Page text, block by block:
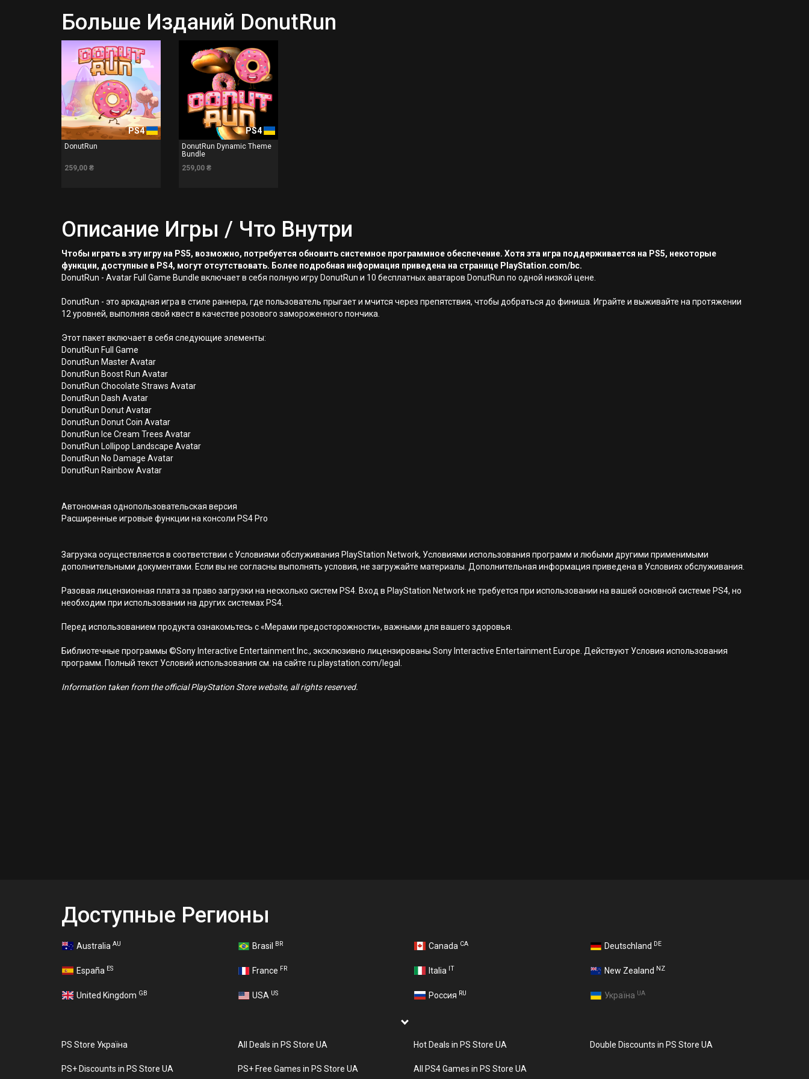
Больше Изданий DonutRun
PS4
DonutRun
259,00 ₴
PS4
DonutRun Dynamic Theme
Bundle
259,00 ₴
Описание Игры / Что Внутри
Чтобы играть в эту игру на PS5, возможно, потребуется обновить системное программное обеспечение. Хотя эта игра поддерживается на PS5, некоторые
функции, доступные в PS4, могут отсутствовать. Более подробная информация приведена на странице PlayStation.com/bc.
DonutRun - Avatar Full Game Bundle включает в себя полную игру DonutRun и 10 бесплатных аватаров DonutRun по одной низкой цене.
DonutRun - это аркадная игра в стиле раннера, где пользователь прыгает и мчится через препятствия, чтобы добраться до финиша. Играйте и выживайте на протяжении
12 уровней, выполняя свой квест в качестве розового замороженного пончика.
Этот пакет включает в себя следующие элементы:
DonutRun Full Game
DonutRun Master Avatar
DonutRun Boost Run Avatar
DonutRun Chocolate Straws Avatar
DonutRun Dash Avatar
DonutRun Donut Avatar
DonutRun Donut Coin Avatar
DonutRun Ice Cream Trees Avatar
DonutRun Lollipop Landscape Avatar
DonutRun No Damage Avatar
DonutRun Rainbow Avatar
Автономная однопользовательская версия
Расширенные игровые функции на консоли PS4 Pro
Загрузка осуществляется в соответствии с Условиями обслуживания PlayStation Network, Условиями использования программ и любыми другими применимыми
дополнительными документами. Если вы не согласны выполнять условия, не загружайте материалы. Дополнительная информация приведена в Условиях обслуживания.
Разовая лицензионная плата за право загрузки на несколько систем PS4. Вход в PlayStation Network не требуется при использовании на вашей основной системе PS4, но
необходим при использовании на других системах PS4.
Перед использованием продукта ознакомьтесь с «Мерами предосторожности», важными для вашего здоровья.
Библиотечные программы ©Sony Interactive Entertainment Inc., эксклюзивно лицензированы Sony Interactive Entertainment Europe. Действуют Условия использования
программ. Полный текст Условий использования см. на сайте ru.playstation.com/legal.
Information taken from the official PlayStation Store website, all rights reserved.
Доступные Регионы
Australia AU Brasil BR Canada CA Deutschland DE
España ES France FR Italia IT New Zealand NZ
United Kingdom GB USA US Россия RU Україна UA
PS Store Україна All Deals in PS Store UA Hot Deals in PS Store UA Double Discounts in PS Store UA
PS+ Discounts in PS Store UA PS+ Free Games in PS Store UA All PS4 Games in PS Store UA